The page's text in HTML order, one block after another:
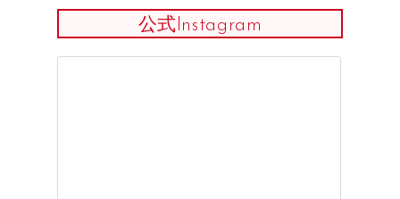
公式Instagram